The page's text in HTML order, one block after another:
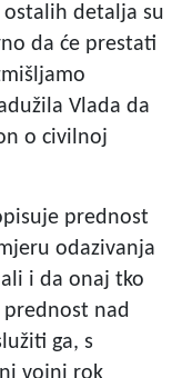
ostalih detalja su
da će prestati
Vlada da
o civilnoj
prednost
odazivanja
i da onaj tko
nad
ga, s
vojni rok